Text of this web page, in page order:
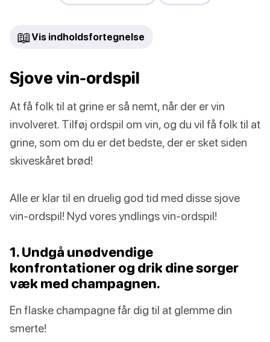
📖 Vis indholdsfortegnelse
Sjove vin-ordspil
At få folk til at grine er så nemt, når der er vin
involveret. Tilføj ordspil om vin, og du vil få folk til at
grine, som om du er det bedste, der er sket siden
skiveskåret brød!
Alle er klar til en druelig god tid med disse sjove
vin-ordspil! Nyd vores yndlings vin-ordspil!
1. Undgå unødvendige
konfrontationer og drik dine sorger
væk med champagnen.
En flaske champagne får dig til at glemme din
smerte!